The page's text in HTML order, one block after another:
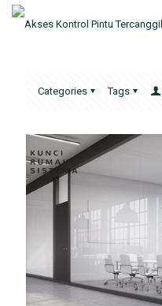
Categories Tags